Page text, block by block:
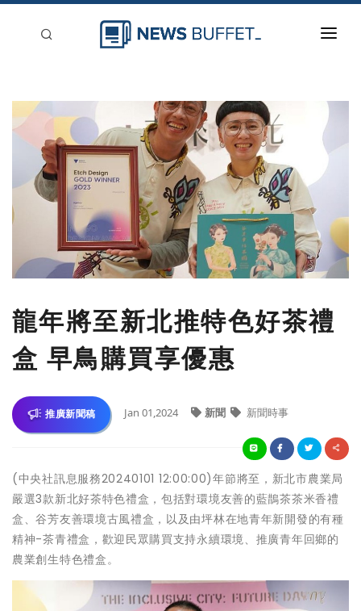
新聞稿分類
登入
刊登
龍年將至新北推特色好茶禮
盒 早鳥購買享優惠
推廣新聞稿 Jan 01,2024 新聞 新聞時事
(中央社訊息服務20240101 12:00:00)年節將至，新北市農業局
嚴選3款新北好茶特色禮盒，包括對環境友善的藍鵲茶茶米香禮
盒、谷芳友善環境古風禮盒，以及由坪林在地青年新開發的有種
精神-茶青禮盒，歡迎民眾購買支持永續環境、推廣青年回鄉的
農業創生特色禮盒。